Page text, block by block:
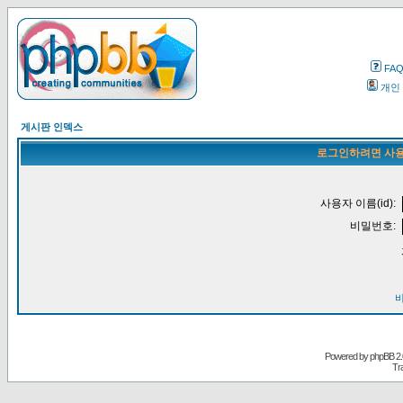
FAQ
개인
게시판 인덱스
로그인하려면 사
사용자 이름(id):
비밀번호:
Powered byphpBB